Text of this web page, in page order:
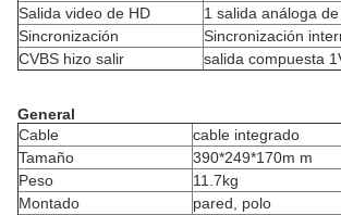
Salida video de HD
1 salida análoga
Sincronización
Sincronización
CVBS hizo salir
salida compuesta
General
Cable
cable integrado
Tamaño
390*249*170m m
Peso
11.7kg
Montado
pared, polo